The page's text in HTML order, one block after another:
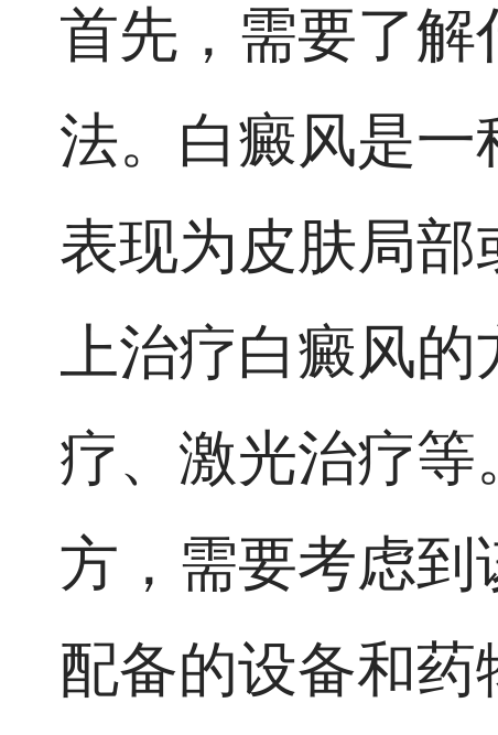
首先，需要了
法。白癜风是一
表现为皮肤局
上治疗白癜风
疗、激光治疗
方，需要考虑
配备的设备和药